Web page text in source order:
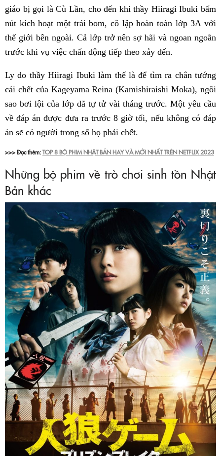
giáo bị gọi là Cù Lần, cho đến khi thầy Hiiragi Ibuki bấm
nút kích hoạt một trái bom, cô lập hoàn toàn lớp 3A với
thế giới bên ngoài. Cả lớp trở nên sợ hãi và ngoan ngoãn
trước khi vụ việc chấn động tiếp theo xảy đến.
Ly do thầy Hiiragi Ibuki làm thế là để tìm ra chân tướng
cái chết của Kageyama Reina (Kamishiraishi Moka), ngôi
sao bơi lội của lớp đã tự tử vài tháng trước. Một yêu cầu
về đáp án được đưa ra trước 8 giờ tối, nếu không có đáp
án sẽ có người trong số họ phải chết.
>>> Đọc thêm:TOP 8 BỘ PHIM NHẬT BẢN HAY VÀ MỚI NHẤT TRÊN NETFLIX 2023
Những bộ phim về trò chơi sinh tồn Nhật
Bản khác